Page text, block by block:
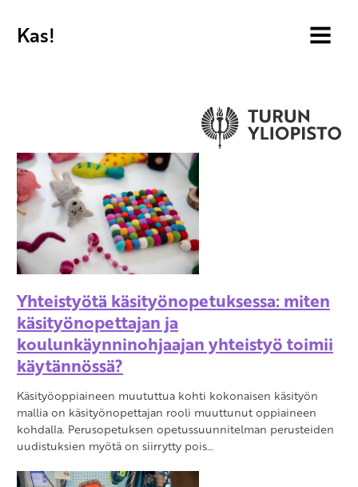
Kas! MENU
Yhteistyötä käsityönopetuksessa: miten
käsityönopettajan ja
koulunkäynninohjaajan yhteistyö toimii
käytännössä?
Käsityöoppiaineen muututtua kohti kokonaisen käsityön
mallia on käsityönopettajan rooli muuttunut oppiaineen
kohdalla. Perusopetuksen opetussuunnitelman perusteiden
uudistuksien myötä on siirrytty pois…